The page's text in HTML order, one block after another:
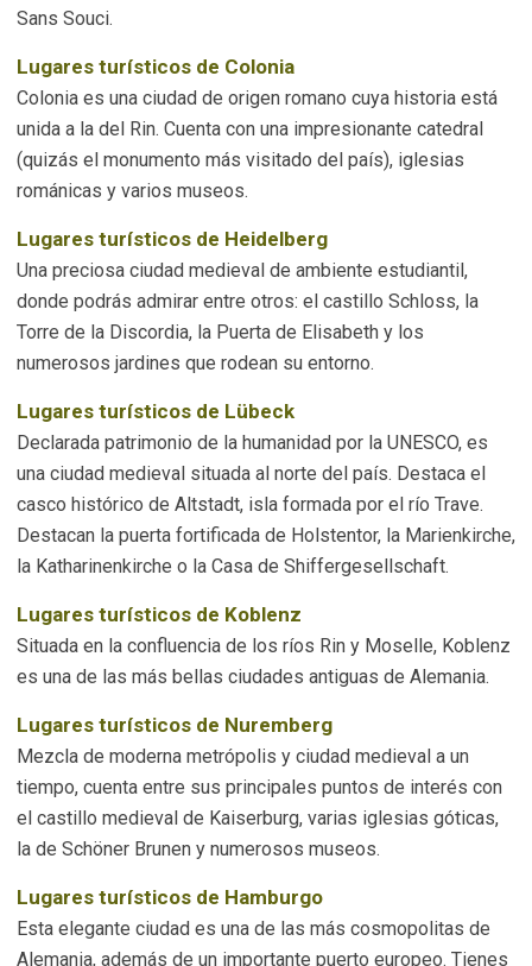
Sans Souci.
Lugares turísticos de Colonia
Colonia es una ciudad de origen romano cuya historia está
unida a la del Rin. Cuenta con una impresionante catedral
(quizás el monumento más visitado del país), iglesias
románicas y varios museos.
Lugares turísticos de Heidelberg
Una preciosa ciudad medieval de ambiente estudiantil,
donde podrás admirar entre otros: el castillo Schloss, la
Torre de la Discordia, la Puerta de Elisabeth y los
numerosos jardines que rodean su entorno.
Lugares turísticos de Lübeck
Declarada patrimonio de la humanidad por la UNESCO, es
una ciudad medieval situada al norte del país. Destaca el
casco histórico de Altstadt, isla formada por el río Trave.
Destacan la puerta fortificada de Holstentor, la Marienkirche,
la Katharinenkirche o la Casa de Shiffergesellschaft.
Lugares turísticos de Koblenz
Situada en la confluencia de los ríos Rin y Moselle, Koblenz
es una de las más bellas ciudades antiguas de Alemania.
Lugares turísticos de Nuremberg
Mezcla de moderna metrópolis y ciudad medieval a un
tiempo, cuenta entre sus principales puntos de interés con
el castillo medieval de Kaiserburg, varias iglesias góticas,
la de Schöner Brunen y numerosos museos.
Lugares turísticos de Hamburgo
Esta elegante ciudad es una de las más cosmopolitas de
Alemania, además de un importante puerto europeo. Tienes